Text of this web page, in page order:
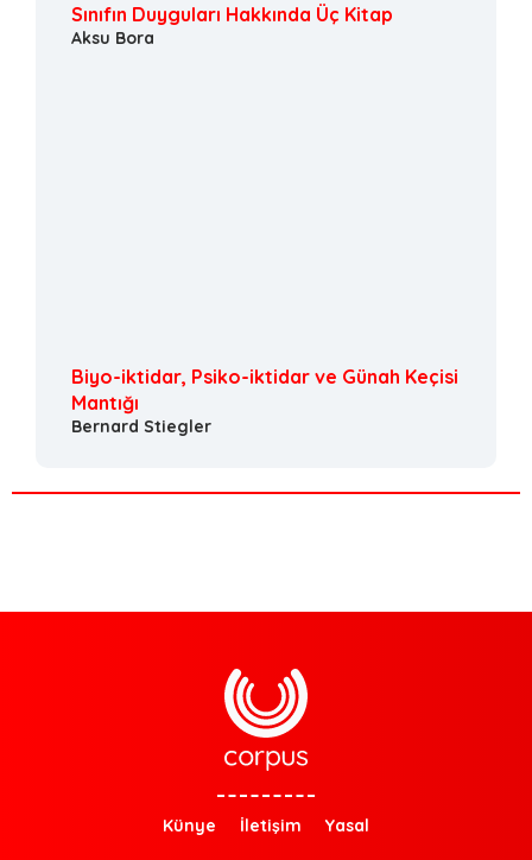
Sınıfın Duyguları Hakkında Üç Kitap
Aksu Bora
Biyo-iktidar, Psiko-iktidar ve Günah Keçisi
Mantığı
Bernard Stiegler
Künye İletişim Yasal